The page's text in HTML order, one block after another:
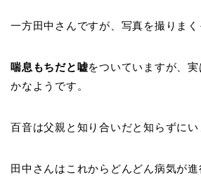
一方田中さんですが、写真を撮りまく
喘息もちだと嘘をついていますが、
かなようです。
百音は父親と知り合いだと知らずにい
田中さんはこれからどんどん病気が